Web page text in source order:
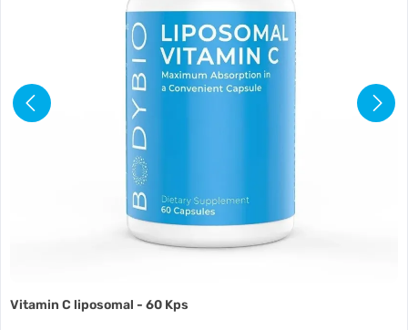
Vitamin C liposomal - 60 Kps